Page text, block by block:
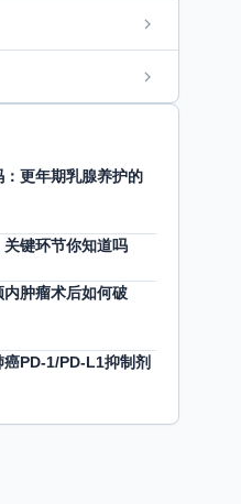
更年期乳腺养护的
键环节你知道吗
肿瘤术后如何破
癌PD-1/PD-L1抑制剂